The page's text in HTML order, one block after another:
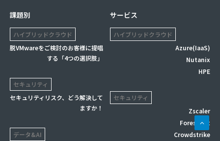
課題別
ハイブリッドクラウド
脱VMwareをご検討のお客様に提唱
する「4つの選択肢」
セキュリティ
セキュリティリスク、どう解決して
ますか！
データ&AI
サービス
ハイブリッドクラウド
Azure(IaaS)
Nutanix
HPE
セキュリティ
Zscaler
Forescout
Crowdstrike